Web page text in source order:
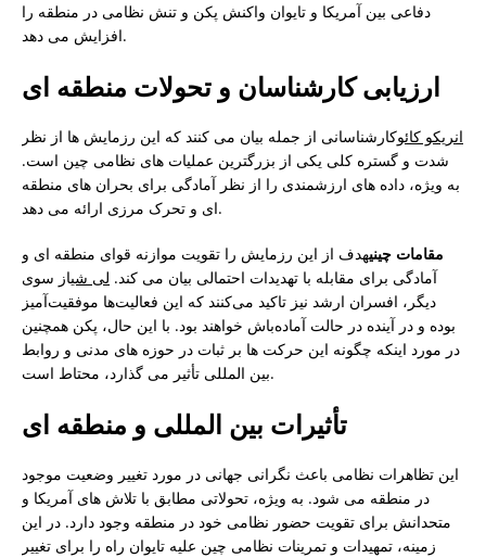
دفاعی بین آمریکا و تایوان واکنش پکن و تنش نظامی در منطقه را
افزایش می دهد.
ارزیابی کارشناسان و تحولات منطقه ای
انریکو کائوکارشناسانی از جمله بیان می کنند که این رزمایش ها از نظر
شدت و گستره کلی یکی از بزرگترین عملیات های نظامی چین است.
به ویژه، داده های ارزشمندی را از نظر آمادگی برای بحران های منطقه
ای و تحرک مرزی ارائه می دهد.
مقامات چینیهدف از این رزمایش را تقویت موازنه قوای منطقه ای و
آمادگی برای مقابله با تهدیدات احتمالی بیان می کند. لی شیاز سوی
دیگر، افسران ارشد نیز تاکید می‌کنند که این فعالیت‌ها موفقیت‌آمیز
بوده و در آینده در حالت آماده‌باش خواهند بود. با این حال، پکن همچنین
در مورد اینکه چگونه این حرکت ها بر ثبات در حوزه های مدنی و روابط
بین المللی تأثیر می گذارد، محتاط است.
تأثیرات بین المللی و منطقه ای
این تظاهرات نظامی باعث نگرانی جهانی در مورد تغییر وضعیت موجود
در منطقه می شود. به ویژه، تحولاتی مطابق با تلاش های آمریکا و
متحدانش برای تقویت حضور نظامی خود در منطقه وجود دارد. در این
زمینه، تمهیدات و تمرینات نظامی چین علیه تایوان راه را برای تغییر